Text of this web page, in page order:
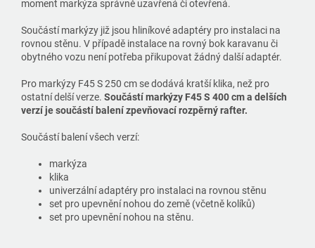
moment markýza správně uzavřená či otevřená.
Součástí markýzy již jsou hliníkové adaptéry pro instalaci na
rovnou stěnu. V případě instalace na rovný bok karavanu či
obytného vozu není potřeba přikupovat žádný další adaptér.
Pro markýzy F45 S 250 cm se dodává kratší klika, než pro
ostatní delší verze. Součástí markýzy F45 S 400 cm a delších
verzí je součástí balení zpevňovací rozpěrný rafter.
Součástí balení všech verzí:
markýza
klika
univerzální adaptéry pro instalaci na rovnou stěnu
set pro upevnění nohou do země (včetně kolíků)
set pro upevnění nohou na stěnu.